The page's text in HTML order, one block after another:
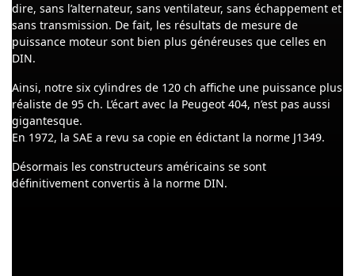
dire, sans l’alternateur, sans ventilateur, sans échappement et
sans transmission. De fait, les résultats de mesure de
puissance moteur sont bien plus généreuses que celles en
DIN.
Ainsi, notre six cylindres de 120 ch affiche une puissance plus
réaliste de 95 ch. L’écart avec la Peugeot 404, n’est pas aussi
gigantesque.
En 1972, la SAE a revu sa copie en édictant la norme J1349.
Désormais les constructeurs américains se sont
définitivement convertis à la norme DIN.